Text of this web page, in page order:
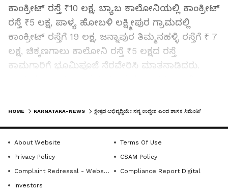
ಕಾಂಕ್ರೀಟ್ ರಸ್ತೆ ₹10 ಲಕ್ಷ, ಬ್ಯಾಬ ಕಾಲೋನಿಯಲ್ಲಿ ಕಾಂಕ್ರೀಟ್
ರಸ್ತೆ ₹5 ಲಕ್ಷ, ಪಾಳ್ಯ ಹೋಬಳಿ ಲಕ್ಷ್ಮೀಪುರ ಗ್ರಾಮದಲ್ಲಿ
ಕಾಂಕ್ರೀಟ್ ರಸ್ತೆಗೆ 19 ಲಕ್ಷ, ಜನ್ನಾಪುರ ತಿಮ್ಮನಹಳ್ಳಿ ರಸ್ತೆಗೆ ₹ 7
ಲಕ್ಷ, ಚಿಕ್ಕಣಗಾಲು ಕಾಲೋನಿ ರಸ್ತೆ ₹5 ಲಕ್ಷದ ರಸ್ತೆ
ಕಾಮಗಾರಿಗೆ ಭೂಮಿಪೂಜೆ ನೆರವೇರಿಸಿ ಮಾತನಾಡಿದರು.
ಒದಗಿಸಲಾಗಿಲ್ಲ. ಇನ್ನೂ ಅನೇಕ ಕುಗ್ರಾಮಗಳಲ್ಲಿ ಬಂಡಿ
HOME KARNATAKA-NEWS
About Website
Terms Of Use
Privacy Policy
CSAM Policy
Complaint Redressal - Website
Compliance Report Digital
Investors